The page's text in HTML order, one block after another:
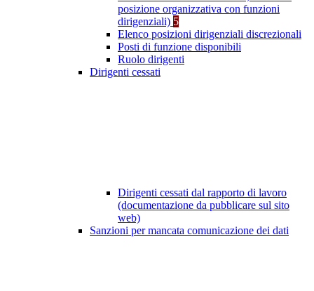
posizione organizzativa con funzioni
dirigenziali) 5
Elenco posizioni dirigenziali discrezionali
Posti di funzione disponibili
Ruolo dirigenti
Dirigenti cessati
Dirigenti cessati dal rapporto di lavoro
(documentazione da pubblicare sul sito
web)
Sanzioni per mancata comunicazione dei dati